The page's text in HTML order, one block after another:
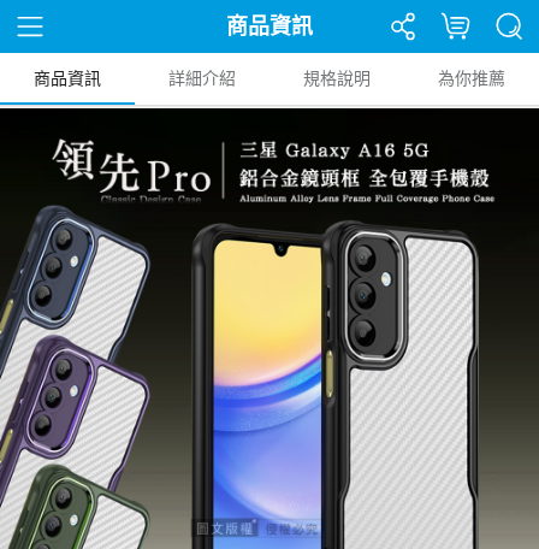
商品資訊
商品資訊 詳細介紹 規格說明 為你推薦